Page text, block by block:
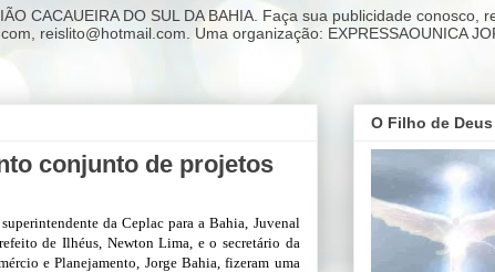
CACAUEIRA DO SUL DA BAHIA. Faça sua publicidade conosco,
reislito@hotmail.com. Uma organização: EXPRESSAOUNICA
conjunto de projetos
da Ceplac para a Bahia, Juvenal
de Ilhéus, Newton Lima, e o secretário da
e Planejamento, Jorge Bahia, fizeram uma
O Filho de Deus